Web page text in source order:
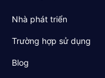
Nhà phát triển
Trường hợp sử dụng
Blog